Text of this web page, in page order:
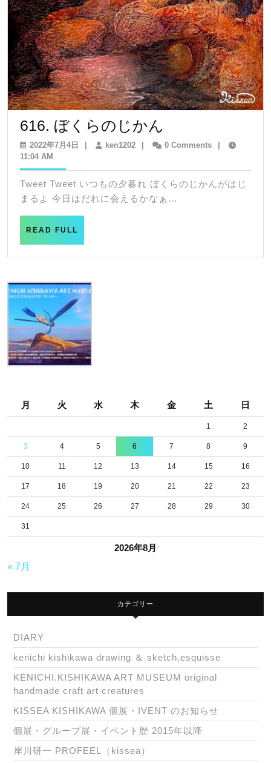
616. ぼくらのじかん
ぼ
ら
の
2022年7月4日
2022
月
4
日
ken1202ken12020 Comments
11:04 AM
Tweet Tweet いつもの夕暮れ ぼくらのじかんがはじ
まるよ 今日はだれに会えるかなぁ…
READ FULL
2026年8月
月 火 水 木 金 土 日
1 2
3 4 5 6 7 8 9
10 11 12 13 14 15 16
17 18 19 20 21 22 23
24 25 26 27 28 29 30
31
« 7月
カテゴリー
DIARY
kenichi kishikawa drawing ＆ sketch,esquisse
KENICHI.KISHIKAWA ART MUSEUM original
handmade craft art creatures
KISSEA KISHIKAWA 個展・IVENT のお知らせ
個展・グループ展・イベント歴 2015年以降
岸川研一 PROFEEL（kissea）